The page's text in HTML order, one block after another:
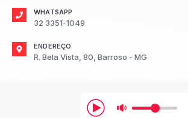
WHATSAPP
32 3351-1049
ENDEREÇO
R. Bela Vista, 80, Barroso - MG
2026 Radio Liberdade FM